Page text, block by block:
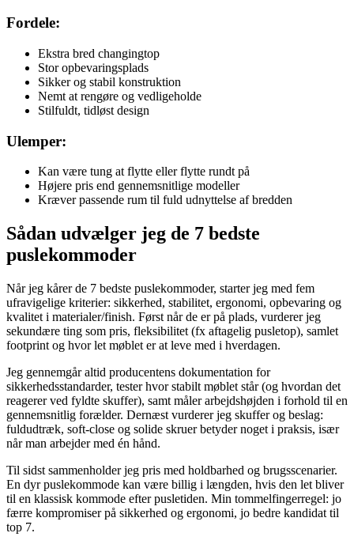
Fordele:
Ekstra bred changingtop
Stor opbevaringsplads
Sikker og stabil konstruktion
Nemt at rengøre og vedligeholde
Stilfuldt, tidløst design
Ulemper:
Kan være tung at flytte eller flytte rundt på
Højere pris end gennemsnitlige modeller
Kræver passende rum til fuld udnyttelse af bredden
Sådan udvælger jeg de 7 bedste
puslekommoder
Når jeg kårer de 7 bedste puslekommoder, starter jeg med fem
ufravigelige kriterier: sikkerhed, stabilitet, ergonomi, opbevaring og
kvalitet i materialer/finish. Først når de er på plads, vurderer jeg
sekundære ting som pris, fleksibilitet (fx aftagelig pusletop), samlet
footprint og hvor let møblet er at leve med i hverdagen.
Jeg gennemgår altid producentens dokumentation for
sikkerhedsstandarder, tester hvor stabilt møblet står (og hvordan det
reagerer ved fyldte skuffer), samt måler arbejdshøjden i forhold til en
gennemsnitlig forælder. Dernæst vurderer jeg skuffer og beslag:
fuldudtræk, soft-close og solide skruer betyder noget i praksis, især
når man arbejder med én hånd.
Til sidst sammenholder jeg pris med holdbarhed og brugsscenarier.
En dyr puslekommode kan være billig i længden, hvis den let bliver
til en klassisk kommode efter pusletiden. Min tommelfingerregel: jo
færre kompromiser på sikkerhed og ergonomi, jo bedre kandidat til
top 7.